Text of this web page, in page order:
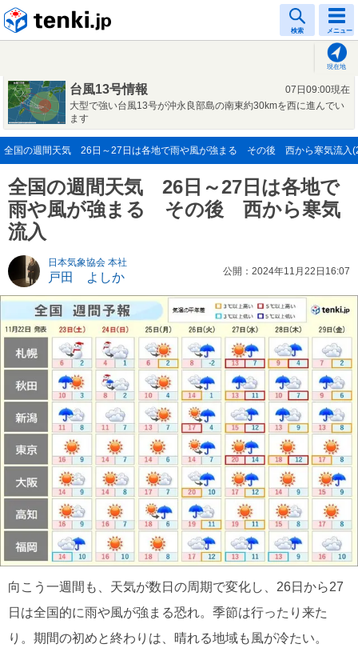
検索 メニュー
現在地
台風13号情報
07日09:00現在
大型で強い台風13号が沖永良部島の南東約30kmを西に進んでい
ます
全国の週間天気 26日～27日は各地で雨や風が強まる その後 西から寒気流入
全国の週間天気 26日～27日は各地で
雨や風が強まる その後 西から寒気
流入
日本気象協会 本社
戸田 よしか 公開：2024年11月22日16:07
向こう一週間も、天気が数日の周期で変化し、26日から27
日は全国的に雨や風が強まる恐れ。季節は行ったり来た
り。期間の初めと終わりは、晴れる地域も風が冷たい。